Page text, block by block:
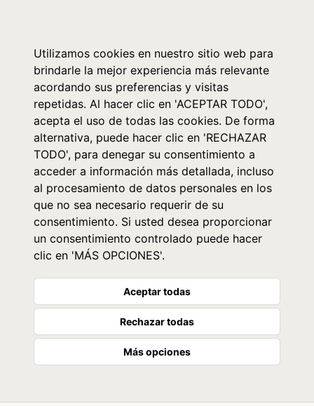
Utilizamos cookies en nuestro sitio web para
brindarle la mejor experiencia más relevante
acordando sus preferencias y visitas
repetidas. Al hacer clic en 'ACEPTAR TODO',
acepta el uso de todas las cookies. De forma
alternativa, puede hacer clic en 'RECHAZAR
TODO', para denegar su consentimiento a
acceder a información más detallada, incluso
al procesamiento de datos personales en los
que no sea necesario requerir de su
consentimiento. Si usted desea proporcionar
un consentimiento controlado puede hacer
clic en 'MÁS OPCIONES'.
Aceptar todas
Rechazar todas
Más opciones